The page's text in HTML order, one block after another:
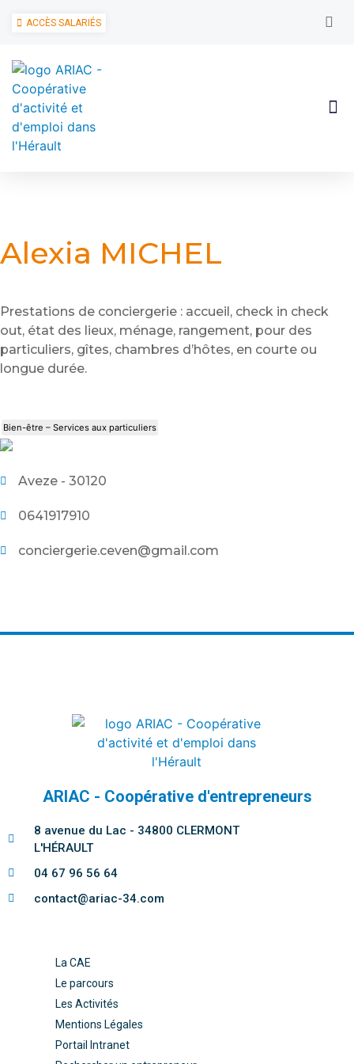
ACCÈS SALARIÉS
Alexia MICHEL
Prestations de conciergerie : accueil, check in check
out, état des lieux, ménage, rangement, pour des
particuliers, gîtes, chambres d’hôtes, en courte ou
longue durée.
Bien-être – Services aux particuliers
Aveze - 30120
0641917910
conciergerie.ceven@gmail.com
ARIAC - Coopérative d'entrepreneurs
8 avenue du Lac - 34800 CLERMONT
L'HÉRAULT
04 67 96 56 64
contact@ariac-34.com
La CAE
Le parcours
Les Activités
Mentions Légales
Portail Intranet